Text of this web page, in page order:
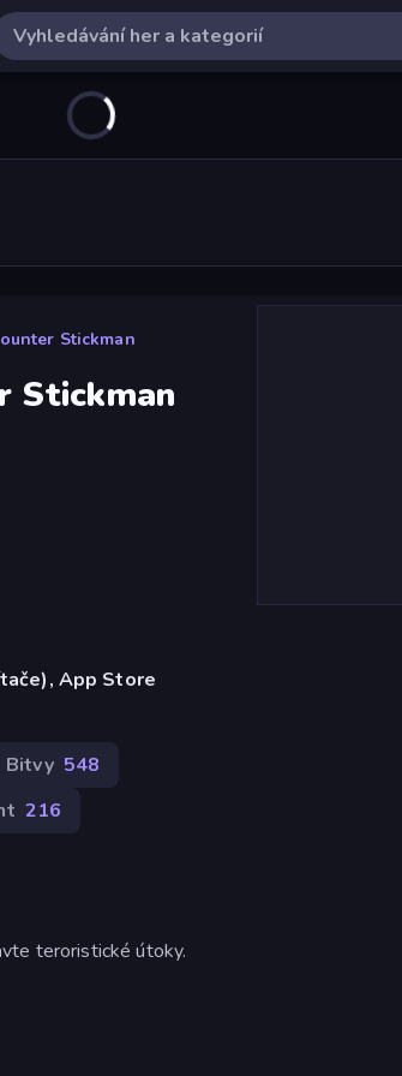
Stickman
Stickman
App Store
Bitvy 548
216
teroristické útoky.